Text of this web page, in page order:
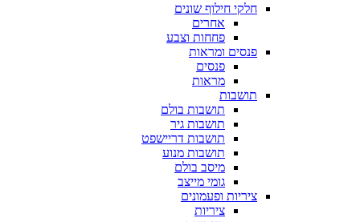
חלקי חילוף שונים
אחרים
פחחות וצבע
פנסים ומראות
פנסים
מראות
תושבות
תושבות בולם
תושבות גיר
תושבות דריישפט
תושבות מנוע
מיסב בולם
גומי מייצב
ציריות ופעמונים
ציריות